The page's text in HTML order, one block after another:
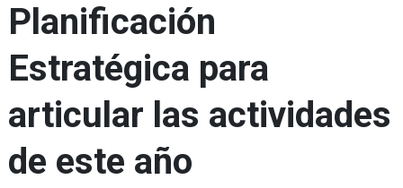
Planificación
Estratégica para
articular las actividades
de este año